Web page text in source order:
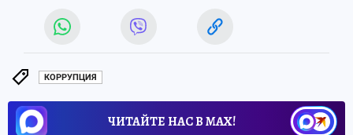
КОРРУПЦИЯ
ЧИТАЙТЕ НАС В МАХ!